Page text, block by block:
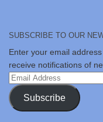
SUBSCRIBE TO OUR
Enter your email
receive notifications of
Email
Address
Subscribe